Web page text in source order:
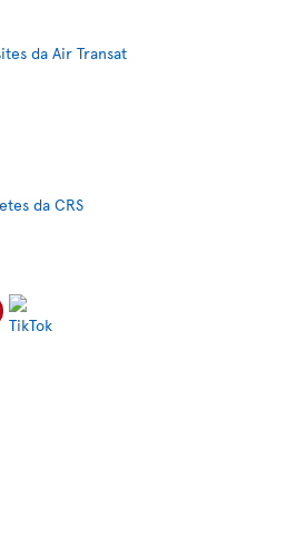
da Air Transat
da CRS